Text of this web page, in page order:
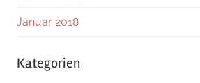
Januar 2018
Kategorien